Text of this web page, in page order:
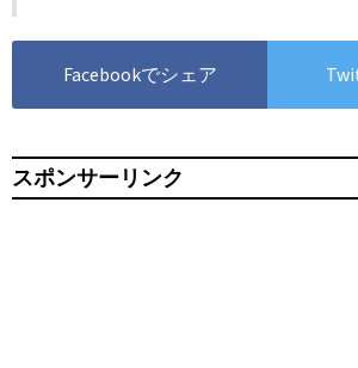
Facebookでシェア
スポンサーリンク